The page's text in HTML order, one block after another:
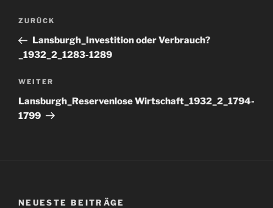
Beitragsnavigation
Vorheriger
Beitrag
ZURÜCK
Lansburgh_Investition oder Verbrauch?
_1932_2_1283-1289
Nächster
Beitrag
WEITER
Lansburgh_Reservenlose Wirtschaft_1932_2_1794-
1799
NEUESTE BEITRÄGE